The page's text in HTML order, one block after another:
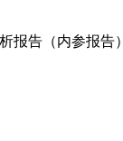
报告（内参报告）